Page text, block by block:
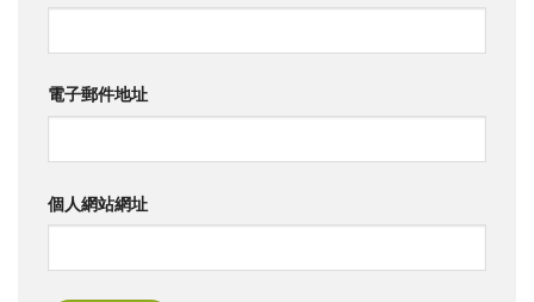
電子郵件地址
個人網站網址